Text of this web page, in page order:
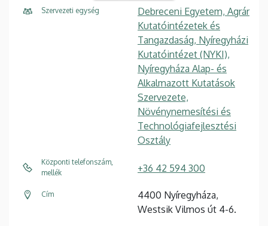
Szervezeti egység
Debreceni Egyetem, Agrár
Kutatóintézetek és
Tangazdaság, Nyíregyházi
Kutatóintézet (NYKI),
Nyíregyháza Alap- és
Alkalmazott Kutatások
Szervezete,
Növénynemesítési és
Technológiafejlesztési
Osztály
Központi telefonszám,
mellék
+36 42 594 300
Cím
4400 Nyíregyháza,
Westsik Vilmos út 4-6.